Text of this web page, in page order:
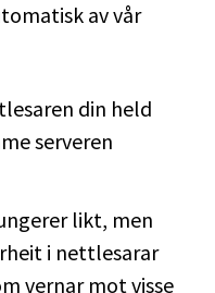
av vår
din held
serveren
likt, men
i nettlesarar
vernar mot visse